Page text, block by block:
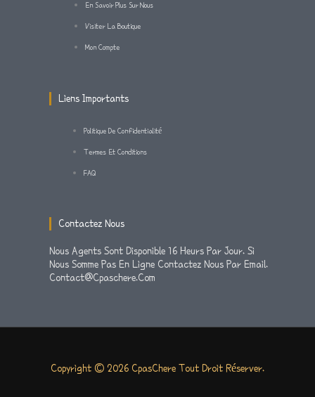
R
A
M
En Savoir Plus Sur Nous
Visiter La Boutique
Mon Compte
Liens Importants
Politique De Confidentialité
Termes Et Conditions
FAQ
Contactez Nous
Nous Agents Sont Disponible 16 Heurs Par Jour. Si
Nous Somme Pas En Ligne Contactez Nous Par Email.
Contact@cpaschere.com
Copyright © 2026 CpasChere Tout Droit Réserver.